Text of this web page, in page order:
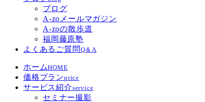
ブログ
A-zoメールマガジン
A-zoの散歩道
福岡藤原塾
よくあるご質問 Q＆A
ホームHOME
価格プランprice
サービス紹介service
セミナー撮影